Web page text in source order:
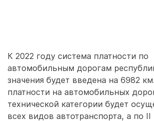
К 2022 году система платности по
автомобильным дорогам
значения будет введена на 6982
платности на автомобильных
технической категории будет
всех видов автотранспорта, а по II